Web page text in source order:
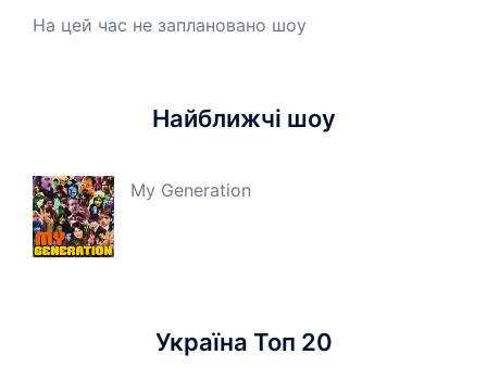
На цей час не заплановано шоу
Найближчі шоу
My Generation
Україна Топ 20